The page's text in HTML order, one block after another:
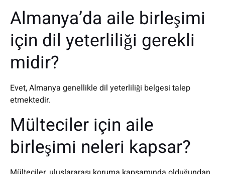
Almanya’da aile birleşimi
için dil yeterliliği gerekli
midir?
Evet, Almanya genellikle dil yeterliliği belgesi talep
etmektedir.
Mülteciler için aile
birleşimi neleri kapsar?